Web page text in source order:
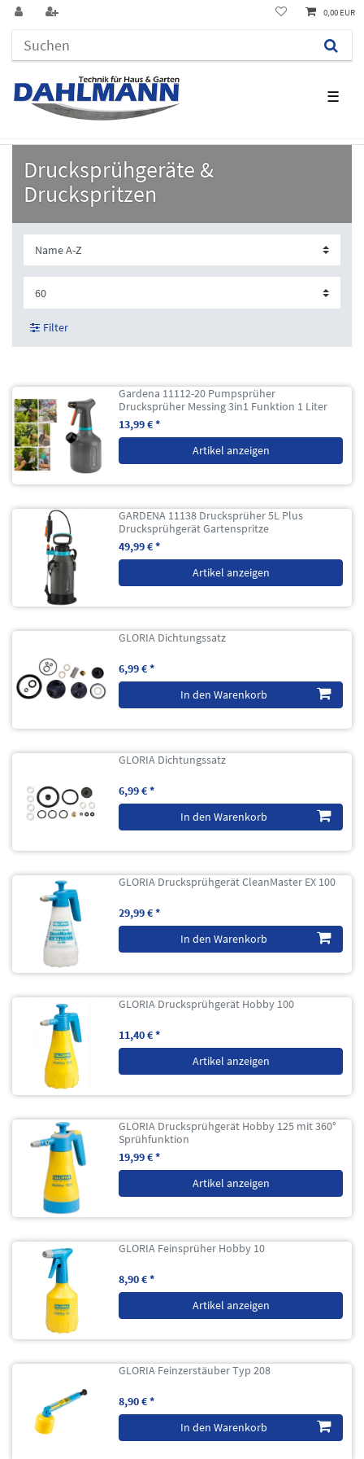
☰
0,00 EUR
Drucksprühgeräte &
Druckspritzen
Filter
Gardena 11112-20 Pumpsprüher
Drucksprüher Messing 3in1 Funktion 1 Liter
13,99 € *
Artikel anzeigen
GARDENA 11138 Drucksprüher 5L Plus
Drucksprühgerät Gartenspritze
49,99 € *
Artikel anzeigen
GLORIA Dichtungssatz
6,99 € *
In den Warenkorb
GLORIA Dichtungssatz
6,99 € *
In den Warenkorb
GLORIA Drucksprühgerät CleanMaster EX 100
29,99 € *
In den Warenkorb
GLORIA Drucksprühgerät Hobby 100
11,40 € *
Artikel anzeigen
GLORIA Drucksprühgerät Hobby 125 mit 360°
Sprühfunktion
19,99 € *
Artikel anzeigen
GLORIA Feinsprüher Hobby 10
8,90 € *
Artikel anzeigen
GLORIA Feinzerstäuber Typ 208
8,90 € *
In den Warenkorb